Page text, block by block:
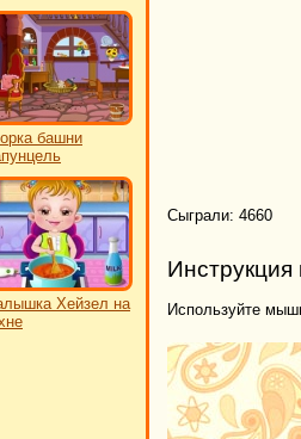
башни
Хейзел на
Сыграли: 4660
Используйте